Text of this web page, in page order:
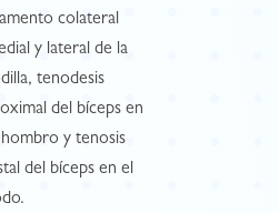
colateral
y lateral de la
tenodesis
del bíceps en
y tenosis
del bíceps en el